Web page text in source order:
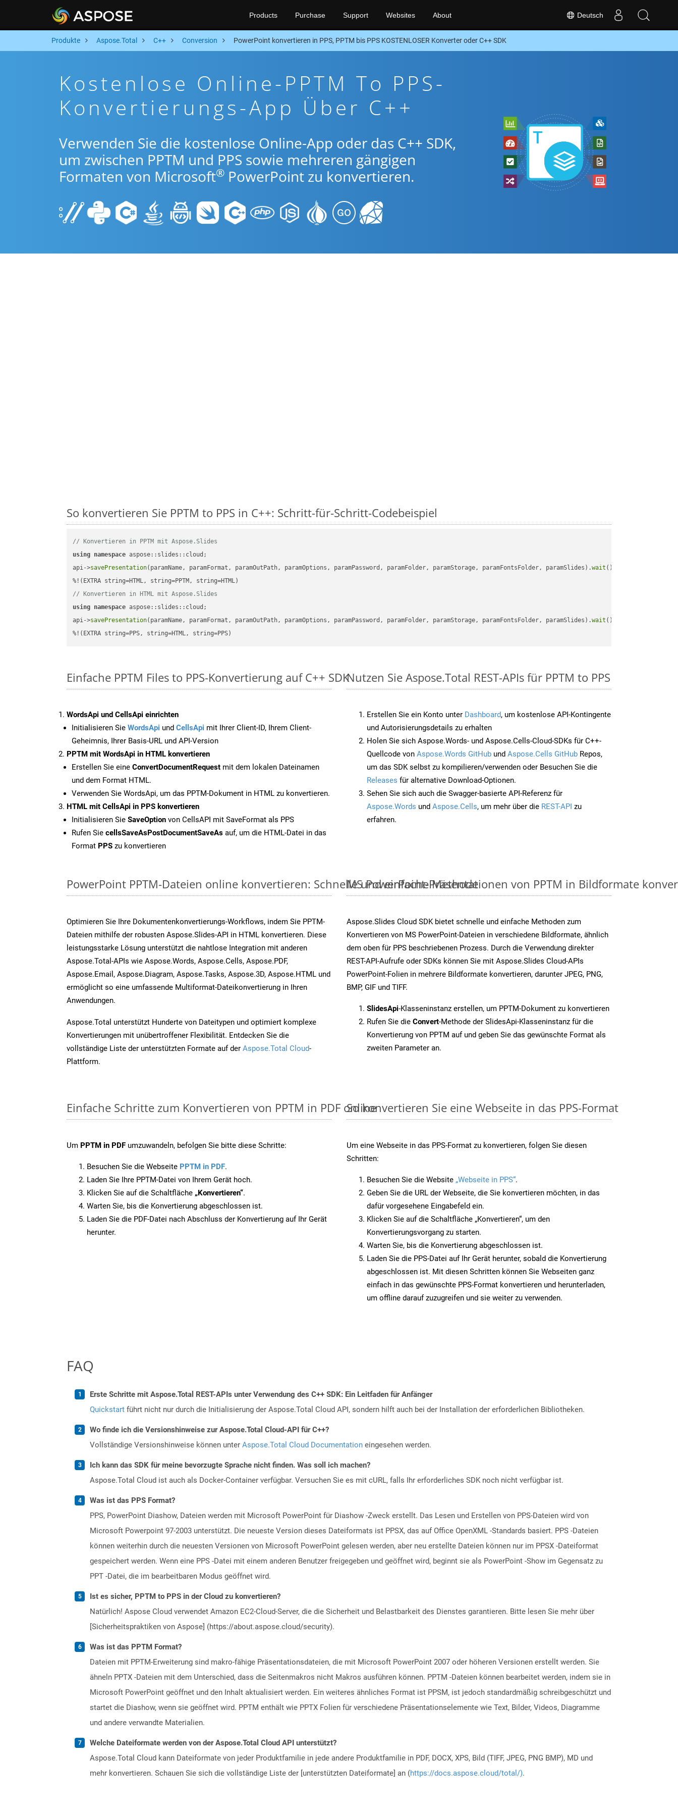
Deutsch
Products Purchase Support Websites About
Produkte Aspose.Total C++ Conversion PowerPoint konvertieren in PPS, PPTM bis PPS KOSTENLOSER Konverter oder C++ SDK
Kostenlose Online-PPTM To PPS-
Konvertierungs-App Über C++
Verwenden Sie die kostenlose Online-App oder das C++ SDK,
um zwischen PPTM und PPS sowie mehreren gängigen
Formaten von Microsoft® PowerPoint zu konvertieren.
So konvertieren Sie PPTM to PPS in C++: Schritt-für-Schritt-Codebeispiel
// Konvertieren in PPTM mit Aspose.Slides
using namespace aspose::slides::cloud;
api->savePresentation(paramName, paramFormat, paramOutPath, paramOptions, paramPassword, paramFolder, paramStorage, paramFontsFolder, paramSlides).wait ();
// Konvertieren in HTML mit Aspose.Slides
using namespace aspose::slides::cloud;
api->savePresentation(paramName, paramFormat, paramOutPath, paramOptions, paramPassword, paramFolder, paramStorage, paramFontsFolder, paramSlides).wait ();
%!(EXTRA string=PPS, string=HTML, string=PPS)
Einfache PPTM Files to PPS-Konvertierung auf C++ SDK
WordsApi und CellsApi einrichten
Initialisieren Sie WordsApi und CellsApi mit Ihrer Client-ID, Ihrem Client-
Geheimnis, Ihrer Basis-URL und API-Version
PPTM mit WordsApi in HTML konvertieren
Erstellen Sie eine ConvertDocumentRequest mit dem lokalen Dateinamen
und dem Format HTML.
Verwenden Sie WordsApi, um das PPTM-Dokument in HTML zu konvertieren.
HTML mit CellsApi in PPS konvertieren
Initialisieren Sie SaveOption von CellsAPI mit SaveFormat als PPS
Rufen Sie cellsSaveAsPostDocumentSaveAs auf, um die HTML-Datei in das
Format PPS zu konvertieren
Nutzen Sie Aspose.Total REST-APIs für PPTM to PPS
Erstellen Sie ein Konto unter Dashboard, um kostenlose API-Kontingente
und Autorisierungsdetails zu erhalten
Holen Sie sich Aspose.Words- und Aspose.Cells-Cloud-SDKs für C++-
Quellcode von Aspose.Words GitHub und Aspose.Cells GitHub Repos,
um das SDK selbst zu kompilieren/verwenden oder Besuchen Sie die
Releases für alternative Download-Optionen.
Sehen Sie sich auch die Swagger-basierte API-Referenz für
Aspose.Words und Aspose.Cells, um mehr über die REST-API zu
erfahren.
PowerPoint PPTM-Dateien online konvertieren: Schnelle und einfache Methode
Optimieren Sie Ihre Dokumentenkonvertierungs-Workflows, indem Sie PPTM-
Dateien mithilfe der robusten Aspose.Slides-API in HTML konvertieren. Diese
leistungsstarke Lösung unterstützt die nahtlose Integration mit anderen
Aspose.Total-APIs wie Aspose.Words, Aspose.Cells, Aspose.PDF,
Aspose.Email, Aspose.Diagram, Aspose.Tasks, Aspose.3D, Aspose.HTML und
ermöglicht so eine umfassende Multiformat-Dateikonvertierung in Ihren
Anwendungen.
Aspose.Total unterstützt Hunderte von Dateitypen und optimiert komplexe
Konvertierungen mit unübertroffener Flexibilität. Entdecken Sie die
vollständige Liste der unterstützten Formate auf der Aspose.Total Cloud-
Plattform.
MS PowerPoint-Präsentationen von PPTM in Bildformate
Aspose.Slides Cloud SDK bietet schnelle und einfache Methoden zum
Konvertieren von MS PowerPoint-Dateien in verschiedene Bildformate, ähnlich
dem oben für PPS beschriebenen Prozess. Durch die Verwendung direkter
REST-API-Aufrufe oder SDKs können Sie mit Aspose.Slides Cloud-APIs
PowerPoint-Folien in mehrere Bildformate konvertieren, darunter JPEG, PNG,
BMP, GIF und TIFF.
SlidesApi-Klasseninstanz erstellen, um PPTM-Dokument zu konvertieren
Rufen Sie die Convert-Methode der SlidesApi-Klasseninstanz für die
Konvertierung von PPTM auf und geben Sie das gewünschte Format als
zweiten Parameter an.
Einfache Schritte zum Konvertieren von PPTM in PDF online
Um PPTM in PDF umzuwandeln, befolgen Sie bitte diese Schritte:
Besuchen Sie die Webseite PPTM in PDF.
Laden Sie Ihre PPTM-Datei von Ihrem Gerät hoch.
Klicken Sie auf die Schaltfläche „Konvertieren“.
Warten Sie, bis die Konvertierung abgeschlossen ist.
Laden Sie die PDF-Datei nach Abschluss der Konvertierung auf Ihr Gerät
herunter.
So konvertieren Sie eine Webseite in das PPS-Format
Um eine Webseite in das PPS-Format zu konvertieren, folgen Sie diesen
Schritten:
Besuchen Sie die Website „Webseite in PPS“.
Geben Sie die URL der Webseite, die Sie konvertieren möchten, in das
dafür vorgesehene Eingabefeld ein.
Klicken Sie auf die Schaltfläche „Konvertieren“, um den
Konvertierungsvorgang zu starten.
Warten Sie, bis die Konvertierung abgeschlossen ist.
Laden Sie die PPS-Datei auf Ihr Gerät herunter, sobald die Konvertierung
abgeschlossen ist. Mit diesen Schritten können Sie Webseiten ganz
einfach in das gewünschte PPS-Format konvertieren und herunterladen,
um offline darauf zuzugreifen und sie weiter zu verwenden.
FAQ
Erste Schritte mit Aspose.Total REST-APIs unter Verwendung des C++ SDK: Ein Leitfaden für Anfänger
Quickstart führt nicht nur durch die Initialisierung der Aspose.Total Cloud API, sondern hilft auch bei der Installation der erforderlichen Bibliotheken.
Wo finde ich die Versionshinweise zur Aspose.Total Cloud-API für C++?
Vollständige Versionshinweise können unter Aspose.Total Cloud Documentation eingesehen werden.
Ich kann das SDK für meine bevorzugte Sprache nicht finden. Was soll ich machen?
Aspose.Total Cloud ist auch als Docker-Container verfügbar. Versuchen Sie es mit cURL, falls Ihr erforderliches SDK noch nicht verfügbar ist.
Was ist das PPS Format?
PPS, PowerPoint Diashow, Dateien werden mit Microsoft PowerPoint für Diashow -Zweck erstellt. Das Lesen und Erstellen von PPS-Dateien wird von
Microsoft Powerpoint 97-2003 unterstützt. Die neueste Version dieses Dateiformats ist PPSX, das auf Office OpenXML -Standards basiert. PPS -Dateien
können weiterhin durch die neuesten Versionen von Microsoft PowerPoint gelesen werden, aber neu erstellte Dateien können nur im PPSX -Dateiformat
gespeichert werden. Wenn eine PPS -Datei mit einem anderen Benutzer freigegeben und geöffnet wird, beginnt sie als PowerPoint -Show im Gegensatz zu
PPT -Datei, die im bearbeitbaren Modus geöffnet wird.
Ist es sicher, PPTM to PPS in der Cloud zu konvertieren?
Natürlich! Aspose Cloud verwendet Amazon EC2-Cloud-Server, die die Sicherheit und Belastbarkeit des Dienstes garantieren. Bitte lesen Sie mehr über
[Sicherheitspraktiken von Aspose] (https://about.aspose.cloud/security).
Was ist das PPTM Format?
Dateien mit PPTM-Erweiterung sind makro-fähige Präsentationsdateien, die mit Microsoft PowerPoint 2007 oder höheren Versionen erstellt werden. Sie
ähneln PPTX -Dateien mit dem Unterschied, dass die Seitenmakros nicht Makros ausführen können. PPTM -Dateien können bearbeitet werden, indem sie in
Microsoft PowerPoint geöffnet und den Inhalt aktualisiert werden. Ein weiteres ähnliches Format ist PPSM, ist jedoch standardmäßig schreibgeschützt und
startet die Diashow, wenn sie geöffnet wird. PPTM enthält wie PPTX Folien für verschiedene Präsentationselemente wie Text, Bilder, Videos, Diagramme
und andere verwandte Materialien.
Welche Dateiformate werden von der Aspose.Total Cloud API unterstützt?
Aspose.Total Cloud kann Dateiformate von jeder Produktfamilie in jede andere Produktfamilie in PDF, DOCX, XPS, Bild (TIFF, JPEG, PNG BMP), MD und
mehr konvertieren. Schauen Sie sich die vollständige Liste der [unterstützten Dateiformate] an (https://docs.aspose.cloud/total/).